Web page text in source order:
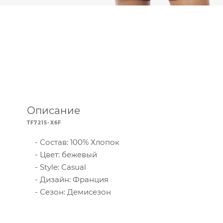
Описание
TF7215-X6F
Состав: 100% Хлопок
Цвет: бежевый
Style: Casual
Дизайн: Франция
Сезон: Демисезон